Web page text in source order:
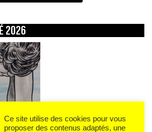
2026
Ce site utilise des cookies pour vous
proposer des contenus adaptés, une